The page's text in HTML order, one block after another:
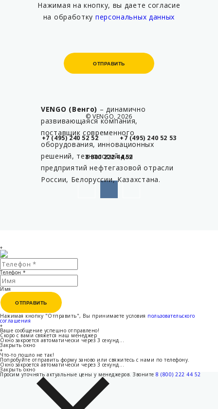
Нажимая на кнопку, вы даете согласие
на обработку персональных данных
ОТПРАВИТЬ
ОТПРАВИТЬ
© VENGO, 2026
+7 (495) 240 52 52 +7 (495) 240 52 53
8 800 222 44 52
VENGO (Венго) – динамично
развивающаяся компания,
поставщик современного
оборудования, инновационных
решений, технологий для
предприятий нефтегазовой отрасли
России, Белоруссии, Казахстана.
+
Телефон *
Имя
ОТПРАВИТЬ
ОТПРАВИТЬ
Нажимая кнопку "Отправить", Вы принимаете условия пользовательского
соглашения
+
Ваше сообщение успешно отправлено!
Скоро с вами свяжется наш менеджер
Окно закроется автоматически через 3 секунд...
Закрыть окно
+
Что-то пошло не так!
Попробуйте отправить форму заново или свяжитесь с нами по телефону.
Окно закроется автоматически через 3 секунд...
Закрыть окно
Просим уточнять актуальные цены у менеджеров. Звоните 8 (800) 222 44 52